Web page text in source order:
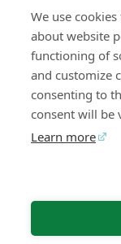
We use
about website
functioning of
and customize
consenting to
consent will be
Learn more